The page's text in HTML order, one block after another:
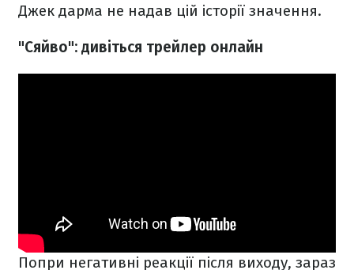
Джек дарма не надав цій історії значення.
"Сяйво": дивіться трейлер онлайн
Попри негативні реакції після виходу, зараз